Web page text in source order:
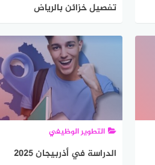
تفصيل خزائن بالرياض‏
التطوير الوظيفي
الدراسة في أذربيجان 2025